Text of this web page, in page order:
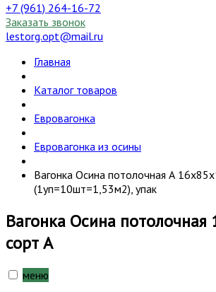
+7 (961) 264-16-72
Заказать звонок
lestorg.opt@mail.ru
Главная
Каталог товаров
Евровагонка
Евровагонка из осины
Вагонка Осина потолочная А
(1уп=10шт=1,53м2), упак
Вагонка Осина потолочная
сорт А
меню